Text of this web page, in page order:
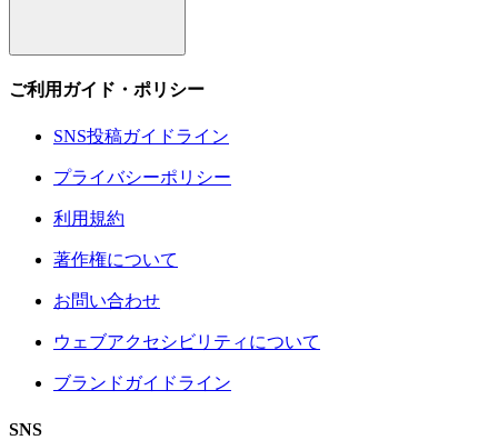
ご利用ガイド・ポリシー
SNS投稿ガイドライン
プライバシーポリシー
利用規約
著作権について
お問い合わせ
ウェブアクセシビリティについて
ブランドガイドライン
SNS